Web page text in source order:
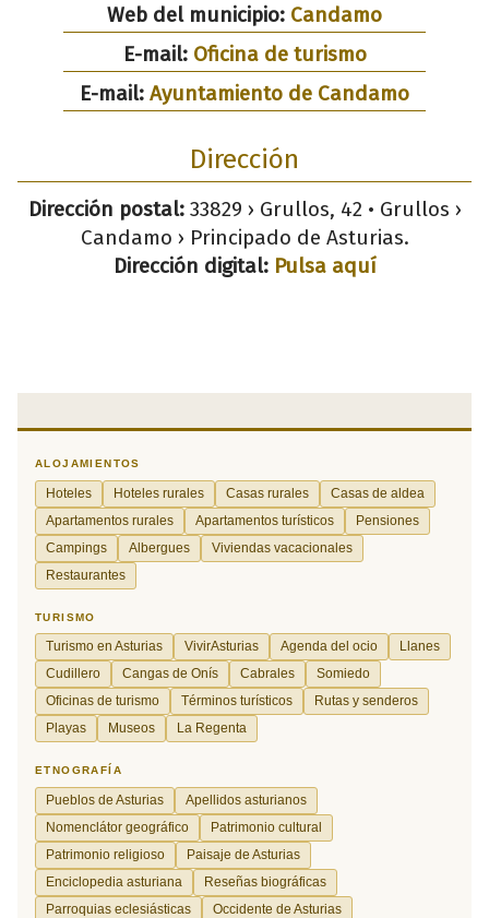
Web del municipio: Candamo
E-mail: Oficina de turismo
E-mail: Ayuntamiento de Candamo
Dirección
Dirección postal:33829 › Grullos, 42 • Grullos ›
Candamo › Principado de Asturias.
Dirección digital: Pulsa aquí